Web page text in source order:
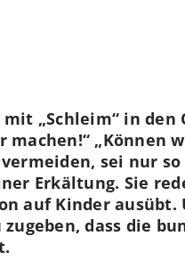
„Schleim“ in
„Können
sei nur
Erkältung. Sie
auf Kinder
dass die